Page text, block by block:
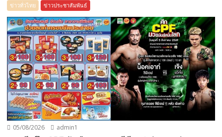
ข่าวทั่วไทย ข่าวประชาสัมพันธ์
05/08/2026 admin1